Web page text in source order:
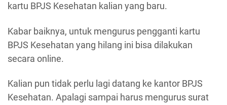
kartu BPJS Kesehatan kalian yang baru.
Kabar baiknya, untuk mengurus pengganti kartu
BPJS Kesehatan yang hilang ini bisa dilakukan
secara online.
Kalian pun tidak perlu lagi datang ke kantor BPJS
Kesehatan. Apalagi sampai harus mengurus surat